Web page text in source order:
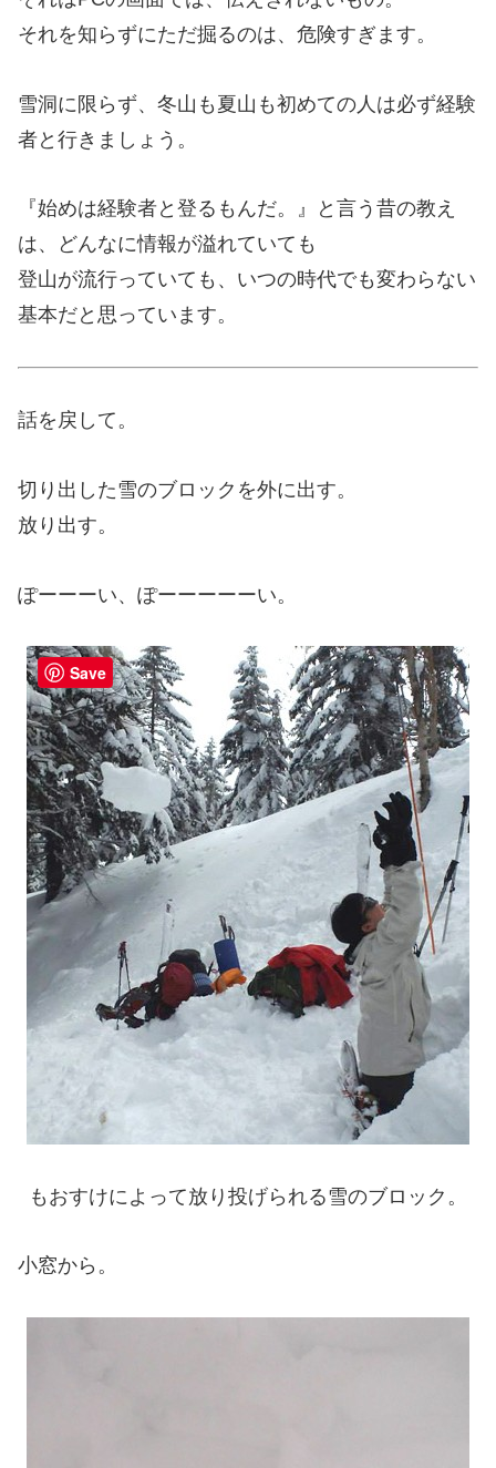
それを知らずにただ掘るのは、危険すぎます。
雪洞に限らず、冬山も夏山も初めての人は必ず経験
者と行きましょう。
『始めは経験者と登るもんだ。』と言う昔の教え
は、どんなに情報が溢れていても
登山が流行っていても、いつの時代でも変わらない
基本だと思っています。
話を戻して。
切り出した雪のブロックを外に出す。
放り出す。
ぽーーーい、ぽーーーーーい。
もおすけによって放り投げられる雪のブロック。
小窓から。
Save